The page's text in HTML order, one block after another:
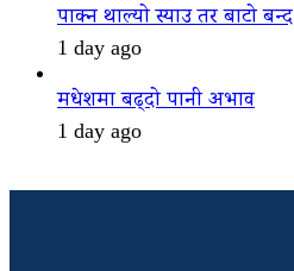
पाक्न थाल्यो स्याउ तर बाटो बन्द
1 day ago
मधेशमा बढ्दो पानी अभाव
1 day ago